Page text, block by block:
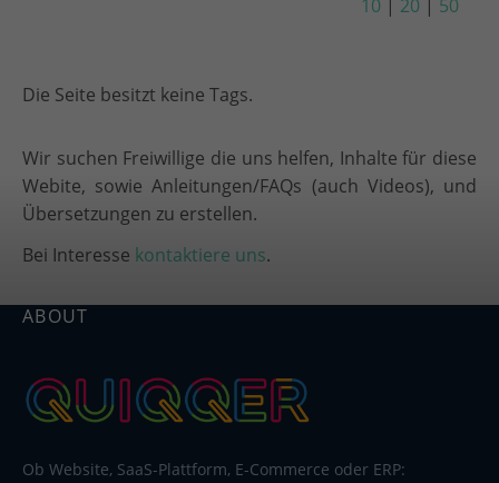
10 | 20 | 50
Die Seite besitzt keine Tags.
Wir suchen Freiwillige die uns helfen, Inhalte für diese
Webite, sowie Anleitungen/FAQs (auch Videos), und
Übersetzungen zu erstellen.
Bei Interesse kontaktiere uns.
ABOUT
Ob Website, SaaS-Plattform, E-Commerce oder ERP: